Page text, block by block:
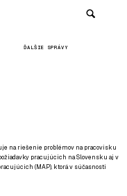
ĎALŠIE SPRÁVY
na riešenie problémov na pracovisku
pracujúcich na Slovensku aj v
(MAP), ktorá v súčasnosti